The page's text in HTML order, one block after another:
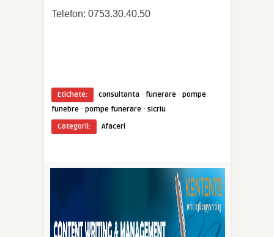
Telefon: 0753.30.40.50
Etichete: consultanta · funerare · pompe
funebre · pompe funerare · sicriu
Categorii:
Afaceri